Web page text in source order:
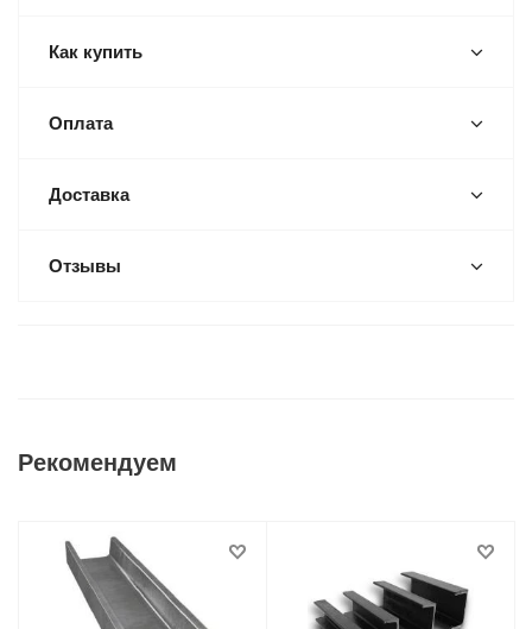
Как купить
Оплата
Доставка
Отзывы
Рекомендуем